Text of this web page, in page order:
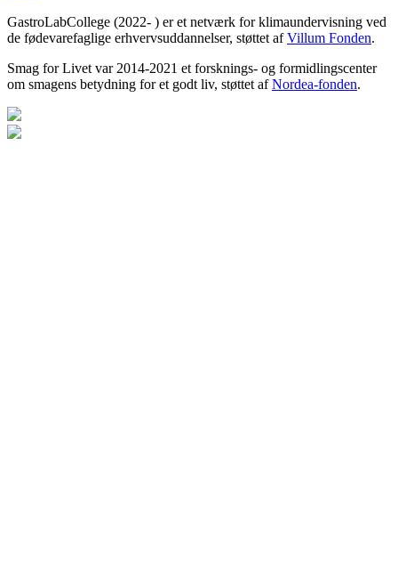
GastroLabCollege (2022- ) er et netværk for klimaundervisning ved
de fødevarefaglige erhvervsuddannelser, støttet afVillum Fonden.
Smag for Livet var 2014-2021 et forsknings- og formidlingscenter
om smagens betydning for et godt liv, støttet afNordea-fonden.